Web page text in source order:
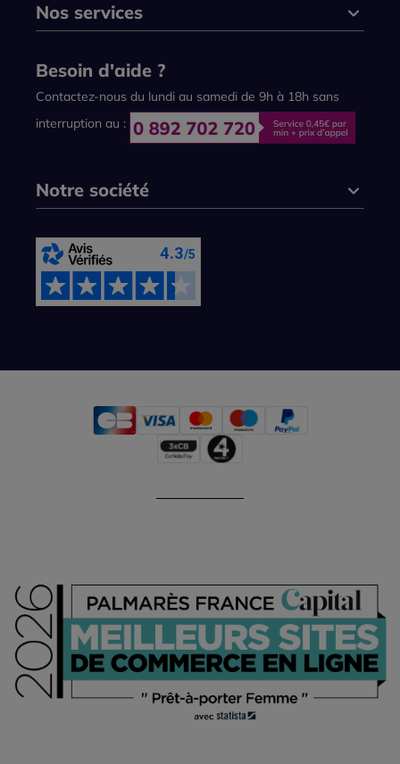
Nos services
Besoin d'aide ?
Contactez-nous du lundi au samedi de 9h à 18h sans
interruption au :
Notre société